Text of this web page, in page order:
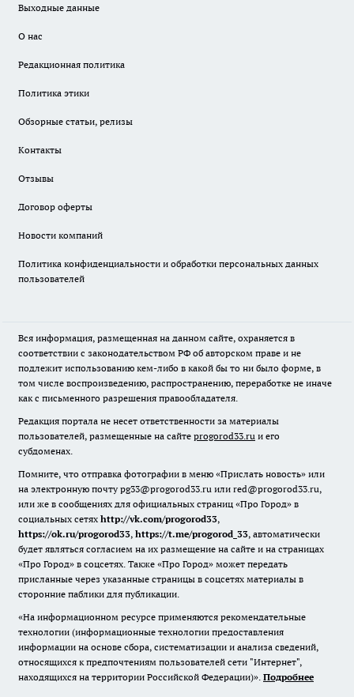
Выходные данные
О нас
Редакционная политика
Политика этики
Обзорные статьи, релизы
Контакты
Отзывы
Договор оферты
Новости компаний
Политика конфиденциальности и обработки персональных данных
пользователей
Вся информация, размещенная на данном сайте, охраняется в
соответствии с законодательством РФ об авторском праве и не
подлежит использованию кем-либо в какой бы то ни было форме, в
том числе воспроизведению, распространению, переработке не иначе
как с письменного разрешения правообладателя.
Редакция портала не несет ответственности за материалы
пользователей, размещенные на сайте progorod33.ru и его
субдоменах.
Помните, что отправка фотографии в меню «Прислать новость» или
на электронную почту pg33@progorod33.ru или red@progorod33.ru,
или же в сообщениях для официальных страниц «Про Город» в
социальных сетях http://vk.com/progorod33,
https://ok.ru/progorod33, https://t.me/progorod_33, автоматически
будет являться согласием на их размещение на сайте и на страницах
«Про Город» в соцсетях. Также «Про Город» может передать
присланные через указанные страницы в соцсетях материалы в
сторонние паблики для публикации.
«На информационном ресурсе применяются рекомендательные
технологии (информационные технологии предоставления
информации на основе сбора, систематизации и анализа сведений,
относящихся к предпочтениям пользователей сети "Интернет",
находящихся на территории Российской Федерации)». Подробнее